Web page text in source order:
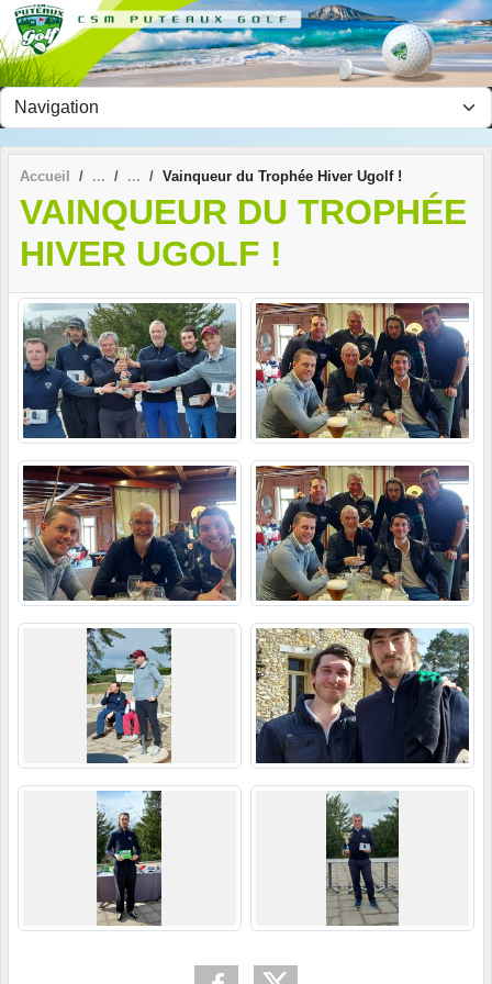
Accueil Vainqueur du Trophée Hiver Ugolf !
VAINQUEUR DU TROPHÉE
HIVER UGOLF !
Panneau de gestion des cookies